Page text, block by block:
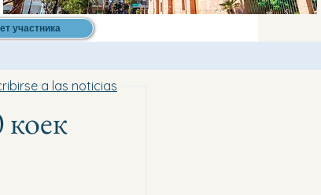
участника
коек
a las noticias